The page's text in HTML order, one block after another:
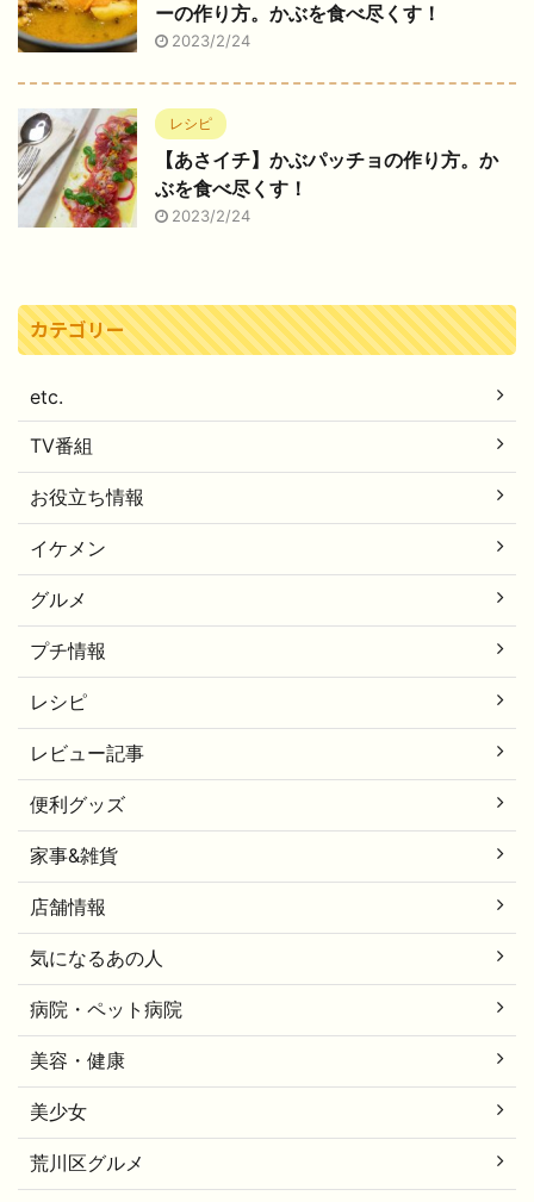
ーの作り方。かぶを食べ尽くす！
2023/2/24
レシピ
【あさイチ】かぶパッチョの作り方。か
ぶを食べ尽くす！
2023/2/24
カテゴリー
etc.
TV番組
お役立ち情報
イケメン
グルメ
プチ情報
レシピ
レビュー記事
便利グッズ
家事&雑貨
店舗情報
気になるあの人
病院・ペット病院
美容・健康
美少女
荒川区グルメ